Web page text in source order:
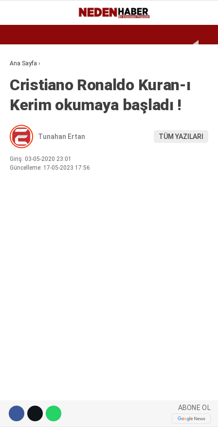
26.3
BURSA
EKONOMI
BIYOGRAFI
SPOR
MAGAZIN
Ana Sayfa ›
Cristiano Ronaldo Kuran-ı
Kerim okumaya başladı !
Tunahan Ertan TÜM YAZILARI
Giriş: 03-05-2020 23:01
Güncelleme: 17-05-2023 17:56
ABONE OL